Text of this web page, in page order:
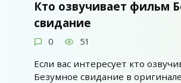
Кто озвучивает фильм
свидание
0 51
Если вас интересует кто
Безумное свидание в